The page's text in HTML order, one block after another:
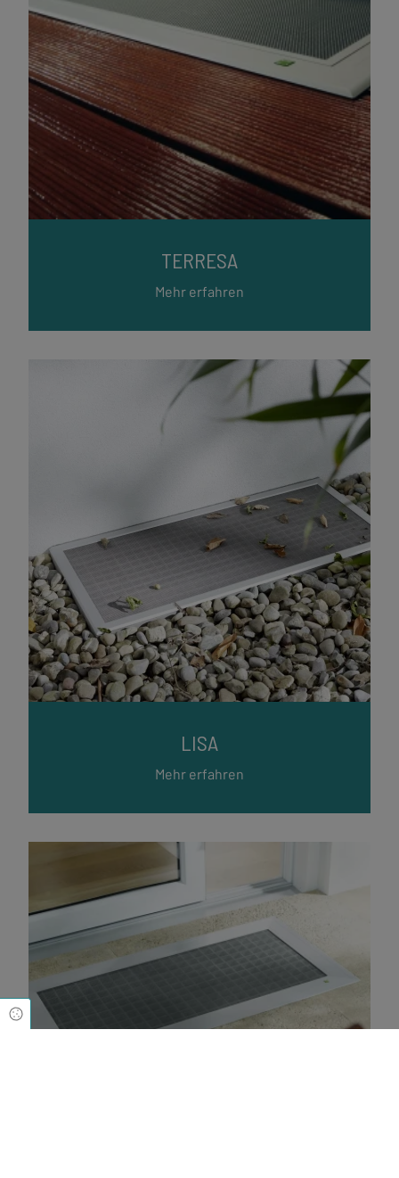
TERRESA
Mehr erfahren
LISA
Mehr erfahren
Cookie Einstellungen